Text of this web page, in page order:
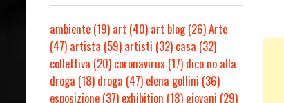
ambiente (19) art (40) art blog(26)Arte
(47) artista (59) artisti (32) casa (32)
collettiva (20) coronavirus (17) dico no alla
droga (18) droga (47) elena gollini (36)
esposizione (37) exhibition (18) giovani (29)